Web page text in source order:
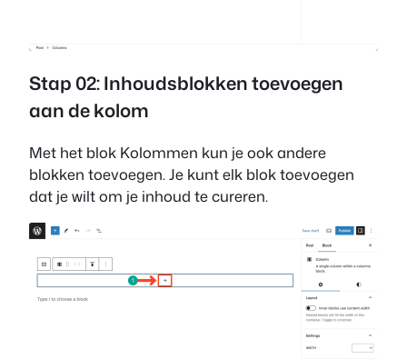
Stap 02: Inhoudsblokken toevoegen
aan de kolom
Met het blok Kolommen kun je ook andere
blokken toevoegen. Je kunt elk blok toevoegen
dat je wilt om je inhoud te cureren.